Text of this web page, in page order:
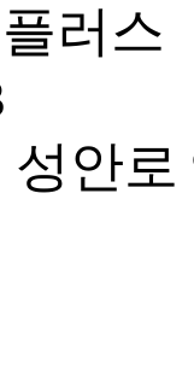
플러
성안